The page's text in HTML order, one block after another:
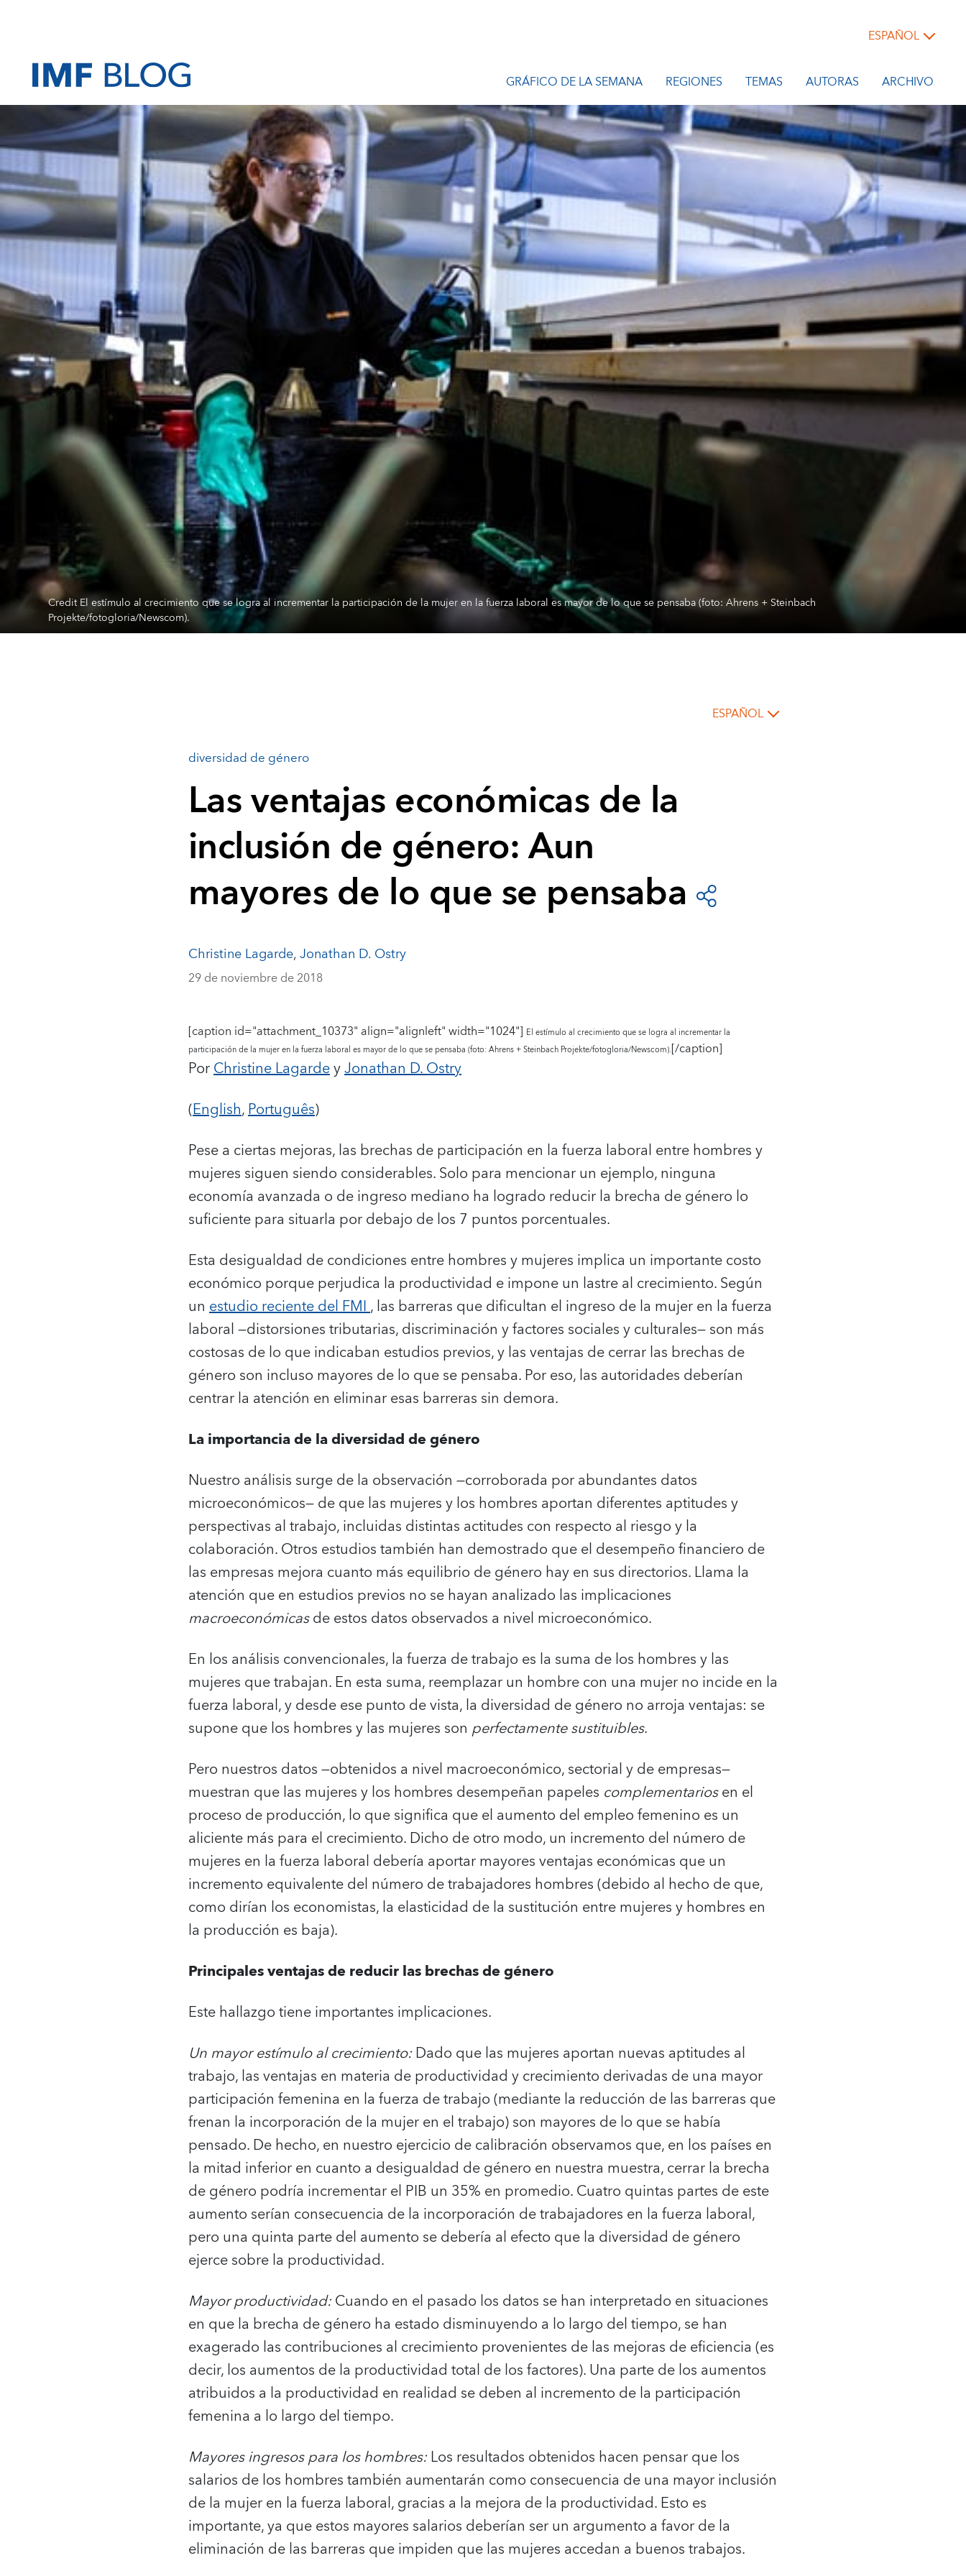
ESPAÑOL
GRÁFICO DE LA SEMANA REGIONES TEMAS AUTORAS ARCHIVO
Credit El estímulo al crecimiento que se logra al incrementar la participación de la mujer en la fuerza laboral es mayor de lo que se pensaba (foto: Ahrens + Steinbach
Projekte/fotogloria/Newscom).
ESPAÑOL
diversidad de género
Las ventajas económicas de la
inclusión de género: Aun
mayores de lo que se pensaba
Christine Lagarde,Jonathan D. Ostry
29 de noviembre de 2018
[caption id="attachment_10373" align="alignleft" width="1024"] El estímulo al crecimiento que se logra al incrementar la
participación de la mujer en la fuerza laboral es mayor de lo que se pensaba (foto: Ahrens + Steinbach Projekte/fotogloria/Newscom).[/caption]
PorChristine LagardeyJonathan D. Ostry
(English,Português)
Pese a ciertas mejoras, las brechas de participación en la fuerza laboral entre hombres y
mujeres siguen siendo considerables. Solo para mencionar un ejemplo, ninguna
economía avanzada o de ingreso mediano ha logrado reducir la brecha de género lo
suficiente para situarla por debajo de los 7 puntos porcentuales.
Esta desigualdad de condiciones entre hombres y mujeres implica un importante costo
económico porque perjudica la productividad e impone un lastre al crecimiento. Según
un estudio reciente del FMI, las barreras que dificultan el ingreso de la mujer en la fuerza
laboral —distorsiones tributarias, discriminación y factores sociales y culturales— son más
costosas de lo que indicaban estudios previos, y las ventajas de cerrar las brechas de
género son incluso mayores de lo que se pensaba. Por eso, las autoridades deberían
centrar la atención en eliminar esas barreras sin demora.
La importancia de la diversidad de género
Nuestro análisis surge de la observación —corroborada por abundantes datos
microeconómicos— de que las mujeres y los hombres aportan diferentes aptitudes y
perspectivas al trabajo, incluidas distintas actitudes con respecto al riesgo y la
colaboración. Otros estudios también han demostrado que el desempeño financiero de
las empresas mejora cuanto más equilibrio de género hay en sus directorios. Llama la
atención que en estudios previos no se hayan analizado las implicaciones
macroeconómicasde estos datos observados a nivel microeconómico.
En los análisis convencionales, la fuerza de trabajo es la suma de los hombres y las
mujeres que trabajan. En esta suma, reemplazar un hombre con una mujer no incide en la
fuerza laboral, y desde ese punto de vista, la diversidad de género no arroja ventajas: se
supone que los hombres y las mujeres son perfectamente sustituibles.
Pero nuestros datos —obtenidos a nivel macroeconómico, sectorial y de empresas—
muestran que las mujeres y los hombres desempeñan papeles complementariosen el
proceso de producción, lo que significa que el aumento del empleo femenino es un
aliciente más para el crecimiento. Dicho de otro modo, un incremento del número de
mujeres en la fuerza laboral debería aportar mayores ventajas económicas que un
incremento equivalente del número de trabajadores hombres (debido al hecho de que,
como dirían los economistas, la elasticidad de la sustitución entre mujeres y hombres en
la producción es baja).
Principales ventajas de reducir las brechas de género
Este hallazgo tiene importantes implicaciones.
Un mayor estímulo al crecimiento:Dado que las mujeres aportan nuevas aptitudes al
trabajo, las ventajas en materia de productividad y crecimiento derivadas de una mayor
participación femenina en la fuerza de trabajo (mediante la reducción de las barreras que
frenan la incorporación de la mujer en el trabajo) son mayores de lo que se había
pensado. De hecho, en nuestro ejercicio de calibración observamos que, en los países en
la mitad inferior en cuanto a desigualdad de género en nuestra muestra, cerrar la brecha
de género podría incrementar el PIB un 35% en promedio. Cuatro quintas partes de este
aumento serían consecuencia de la incorporación de trabajadores en la fuerza laboral,
pero una quinta parte del aumento se debería al efecto que la diversidad de género
ejerce sobre la productividad.
Mayor productividad:Cuando en el pasado los datos se han interpretado en situaciones
en que la brecha de género ha estado disminuyendo a lo largo del tiempo, se han
exagerado las contribuciones al crecimiento provenientes de las mejoras de eficiencia (es
decir, los aumentos de la productividad total de los factores). Una parte de los aumentos
atribuidos a la productividad en realidad se deben al incremento de la participación
femenina a lo largo del tiempo.
Mayores ingresos para los hombres:Los resultados obtenidos hacen pensar que los
salarios de los hombres también aumentarán como consecuencia de una mayor inclusión
de la mujer en la fuerza laboral, gracias a la mejora de la productividad. Esto es
importante, ya que estos mayores salarios deberían ser un argumento a favor de la
eliminación de las barreras que impiden que las mujeres accedan a buenos trabajos.